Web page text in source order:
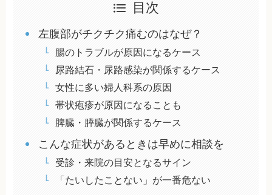
目次
左腹部がチクチク痛むのはなぜ？
腸のトラブルが原因になるケース
尿路結石・尿路感染が関係するケース
女性に多い婦人科系の原因
帯状疱疹が原因になることも
脾臓・膵臓が関係するケース
こんな症状があるときは早めに相談を
受診・来院の目安となるサイン
「たいしたことない」が一番危ない